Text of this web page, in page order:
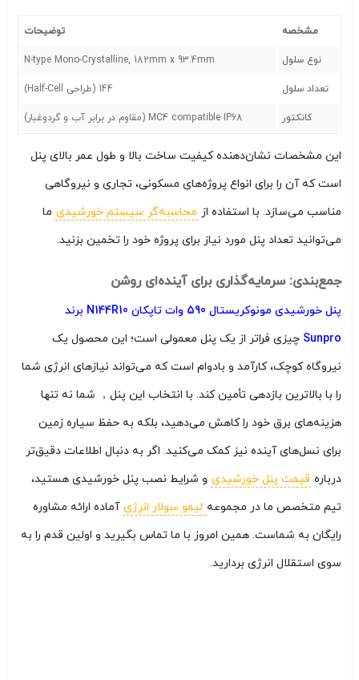
مشخصه توضیحات
نوع سلول N-type Mono-Crystalline, 182mm x 93.4mm
تعداد سلول 144 (طراحی Half-Cell)
کانکتور MC4 compatible IP68 (مقاوم در برابر آب و گردوغبار)
این مشخصات نشان‌دهنده کیفیت ساخت بالا و طول عمر بالای پنل
است که آن را برای انواع پروژه‌های مسکونی، تجاری و نیروگاهی
مناسب می‌سازد. با استفاده از محاسبه‌گر سیستم خورشیدی ما
می‌توانید تعداد پنل مورد نیاز برای پروژه خود را تخمین بزنید.
جمع‌بندی: سرمایه‌گذاری برای آینده‌ای روشن
پنل خورشیدی مونوکریستال 590 وات تاپکان N144R10 برند
Sunpro چیزی فراتر از یک پنل معمولی است؛ این محصول یک
نیروگاه کوچک، کارآمد و بادوام است که می‌تواند نیازهای انرژی شما
را با بالاترین بازدهی تأمین کند. با انتخاب این پنل， شما نه تنها
هزینه‌های برق خود را کاهش می‌دهید، بلکه به حفظ سیاره زمین
برای نسل‌های آینده نیز کمک می‌کنید. اگر به دنبال اطلاعات دقیق‌تر
درباره قیمت پنل خورشیدی و شرایط نصب پنل خورشیدی هستید،
تیم متخصص ما در مجموعه لیمو سولار انرژی آماده ارائه مشاوره
رایگان به شماست. همین امروز با ما تماس بگیرید و اولین قدم را به
سوی استقلال انرژی بردارید.